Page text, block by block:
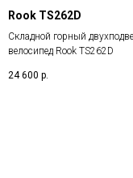
Rook TS262D
Складной горный
велосипед Rook TS262D
24 600 р.